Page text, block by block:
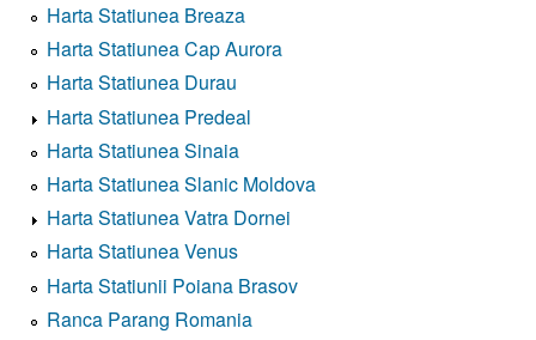
Harta Statiunea Breaza
Harta Statiunea Cap Aurora
Harta Statiunea Durau
Harta Statiunea Predeal
Harta Statiunea Sinaia
Harta Statiunea Slanic Moldova
Harta Statiunea Vatra Dornei
Harta Statiunea Venus
Harta Statiunii Poiana Brasov
Ranca Parang Romania